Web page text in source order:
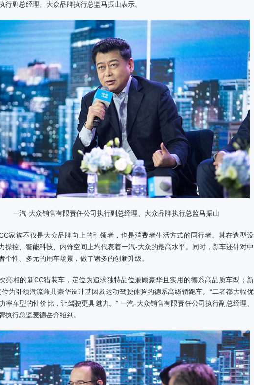
行副总经理、大众品牌执行总监马振山表示。
一汽-大众销售有限责任公司执行副总经理、大众品牌执行总监马振山
族不仅是大众品牌向上的引领者，也是消费者生活方式的同行者。其在造型设
操控、智能科技、内饰空间上均代表着一汽-大众的最高水平。同时，新车还针对中
个性、多元的用车场景，做了诸多的创新升级。
相的新CC猎装车，定位为追求独特品位兼顾豪华且实用的德系高品质车型；新
位为引领潮流兼具豪华设计基因及运动驾驶体验的德系高级轿跑车。“二者都大幅优
率车型的性价比，让驾驶更具魅力。” 一汽-大众销售有限责任公司执行副总经理、
执行总监麦德岳介绍到。